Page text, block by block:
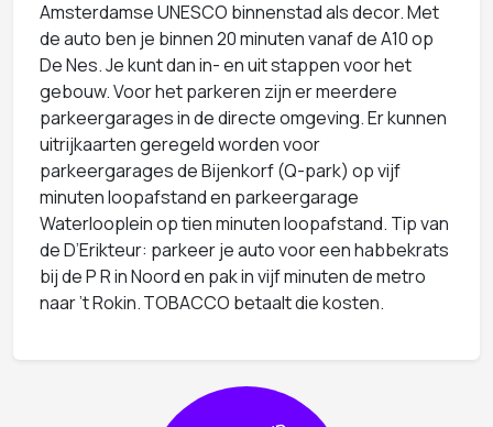
Amsterdamse UNESCO binnenstad als decor. Met
de auto ben je binnen 20 minuten vanaf de A10 op
De Nes. Je kunt dan in- en uit stappen voor het
gebouw. Voor het parkeren zijn er meerdere
parkeergarages in de directe omgeving. Er kunnen
uitrijkaarten geregeld worden voor
parkeergarages de Bijenkorf (Q-park) op vijf
minuten loopafstand en parkeergarage
Waterlooplein op tien minuten loopafstand. Tip van
de D’Erikteur: parkeer je auto voor een habbekrats
bij de P R in Noord en pak in vijf minuten de metro
naar ’t Rokin.TOBACCO betaalt die kosten.